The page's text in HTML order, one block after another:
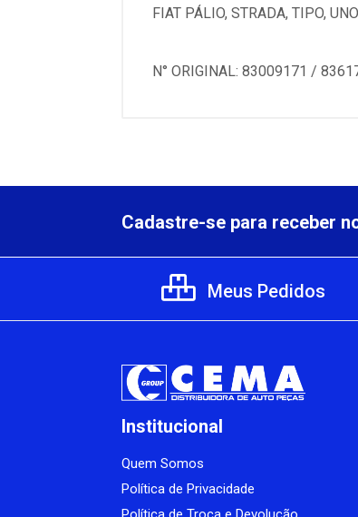
FIAT PÁLIO, STRADA, TIPO, UNO
N° ORIGINAL: 83009171 /
Cadastre-se para receber
Meus Pedidos
Institucional
Quem Somos
Política de Privacidade